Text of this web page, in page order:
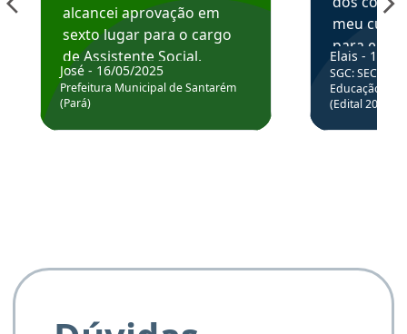
alcancei aprovação em
sexto lugar para o cargo
de Assistente Social.
Hoje estou atuando na
Prefeitura de Santarém.
José - 16/05/2025
Prefeitura Municipal de Santarém
(Pará)
meu
para
colocar
através
de
Elais - 15/
SGC: SEC BA
Educação
(Edital